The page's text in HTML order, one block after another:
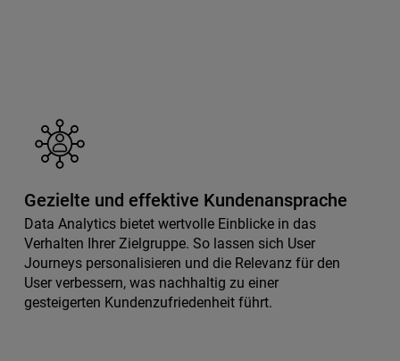
Gezielte und effektive Kundenansprache
Data Analytics bietet wertvolle Einblicke in das
Verhalten Ihrer Zielgruppe. So lassen sich User
Journeys personalisieren und die Relevanz für den
User verbessern, was nachhaltig zu einer
gesteigerten Kundenzufriedenheit führt.